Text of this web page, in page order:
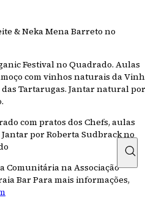
& Neka Mena Barreto no
Festival no Quadrado. Aulas
com vinhos naturais da
Tartarugas. Jantar natural por
com pratos dos Chefs, aulas
por Roberta Sudbrack no
Comunitária na Associação
Bar Para mais informações,